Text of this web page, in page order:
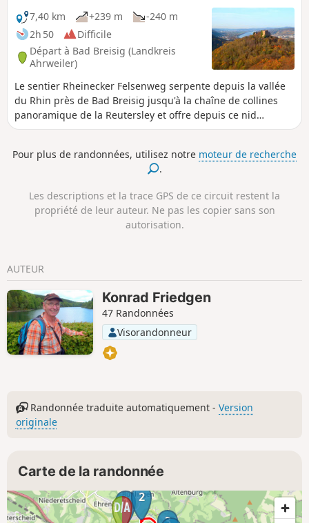
7,40 km
+239 m
-240 m
2h 50
Difficile
Départ à Bad Breisig (Landkreis
Ahrweiler)
Le sentier Rheinecker Felsenweg serpente depuis la vallée
du Rhin près de Bad Breisig jusqu'à la chaîne de collines
panoramique de la Reutersley et offre depuis ce nid
rocheux exposé une vue panoramique de rêve sur la vallée
basalte, toutes d'origine volcanique, une frontière
historique et des ruines médiévales garantissent en plus
de larges chemins forestiers et des chemins asphaltés dans
les localités font partie du profil du parcours.
Pour plus de randonnées, utilisez notre moteur de recherche
.
Les descriptions et la trace GPS de ce circuit restent la
propriété de leur auteur. Ne pas les copier sans son
autorisation.
AUTEUR
Konrad Friedgen
47 Randonnées
Visorandonneur
Randonnée traduite automatiquement -Version
originale
Carte de la randonnée
1
2